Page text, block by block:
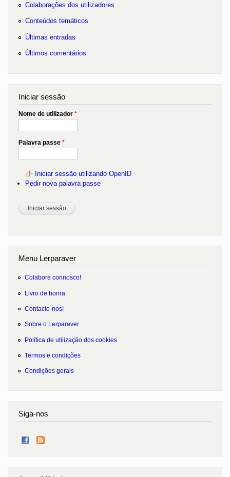
Colaborações dos utilizadores
Conteúdos temáticos
Últimas entradas
Últimos comentários
Iniciar sessão
Nome de utilizador *
Palavra passe *
Iniciar sessão utilizando OpenID
Pedir nova palavra passe
Menu Lerparaver
Colabore connosco!
Livro de honra
Contacte-nos!
Sobre o Lerparaver
Política de utilização dos cookies
Termos e condições
Condições gerais
Siga-nos